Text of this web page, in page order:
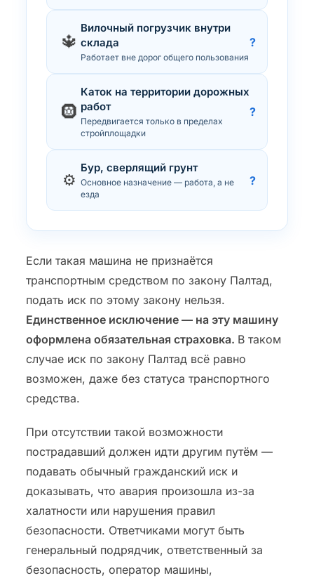
🔱
Вилочный погрузчик внутри
склада
Работает вне дорог общего пользования
?
🛞
Каток на территории дорожных
работ
Передвигается только в пределах
стройплощадки
?
⚙️
Бур, сверлящий грунт
Основное назначение — работа, а не
езда
?
Если такая машина не признаётся
транспортным средством по закону Палтад,
подать иск по этому закону нельзя.
Единственное исключение — на эту машину
оформлена обязательная страховка. В таком
случае иск по закону Палтад всё равно
возможен, даже без статуса транспортного
средства.
При отсутствии такой возможности
пострадавший должен идти другим путём —
подавать обычный гражданский иск и
доказывать, что авария произошла из-за
халатности или нарушения правил
безопасности. Ответчиками могут быть
генеральный подрядчик, ответственный за
безопасность, оператор машины,